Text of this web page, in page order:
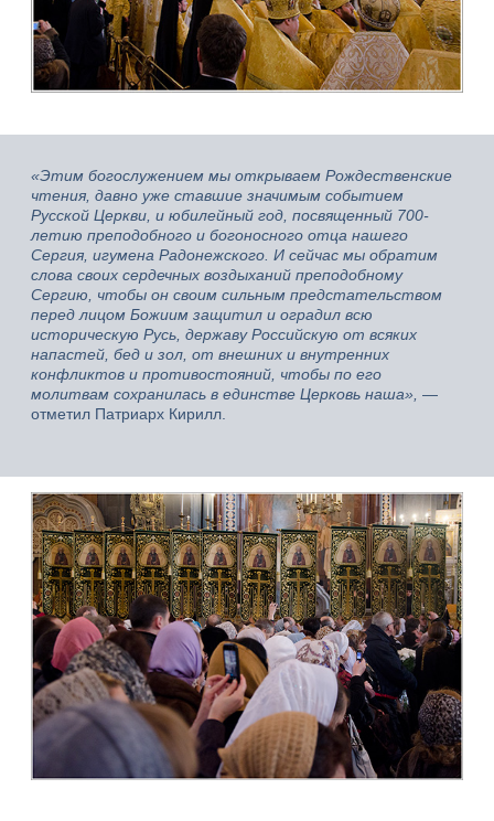
«Этим богослужением мы открываем Рождественские
чтения, давно уже ставшие значимым событием
Русской Церкви, и юбилейный год, посвященный 700-
летию преподобного и богоносного отца нашего
Сергия, игумена Радонежского. И сейчас мы обратим
слова своих сердечных воздыханий преподобному
Сергию, чтобы он своим сильным предстательством
перед лицом Божиим защитил и оградил всю
историческую Русь, державу Российскую от всяких
напастей, бед и зол, от внешних и внутренних
конфликтов и противостояний, чтобы по его
молитвам сохранилась в единстве Церковь наша», —
отметил Патриарх Кирилл.